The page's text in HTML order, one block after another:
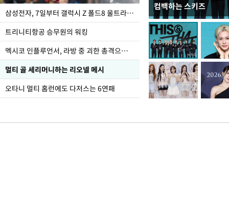
삼성전자, 7일부터 갤럭시 Z 폴드8 울트라·폴드8·플립8 출시
트리니티항공 승무원의 워킹
멕시코 인플루언서, 라방 중 괴한 총격으로 사망
멀티 골 세리머니하는 리오넬 메시
오타니 멀티 홈런에도 다저스는 6연패
컴백하는 스키즈
입추 하루 앞둔 전남
폭염